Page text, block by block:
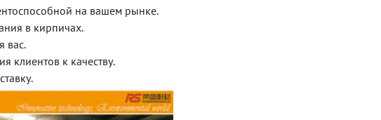
на вашем рынке.
в кирпичах.
вас.
клиентов к качеству.